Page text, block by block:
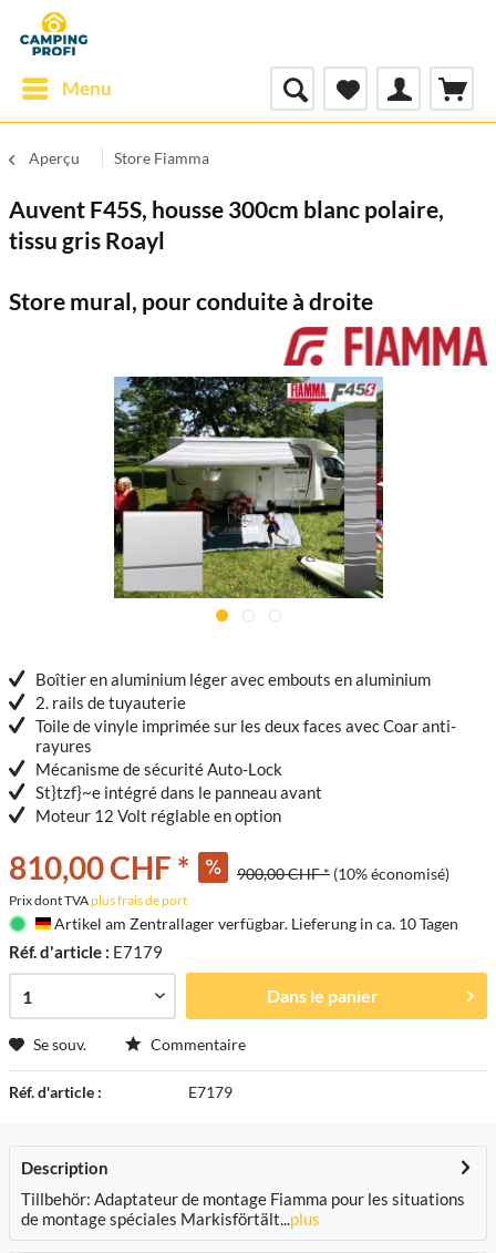
Menu
Aperçu Store Fiamma
Auvent F45S, housse 300cm blanc polaire,
tissu gris Roayl
Store mural, pour conduite à droite
Boîtier en aluminium léger avec embouts en aluminium
2. rails de tuyauterie
Toile de vinyle imprimée sur les deux faces avec Coar anti-
rayures
Mécanisme de sécurité Auto-Lock
St}tzf}~e intégré dans le panneau avant
Moteur 12 Volt réglable en option
810,00 CHF * 900,00 CHF * (10% économisé)
Prix dont TVAplus frais de port
Deutschland
Artikel am Zentrallager verfügbar. Lieferung in ca. 10 Tagen
Réf. d'article : E7179
Dans le panier
Se souv. Commentaire
Réf. d'article : E7179
Description
Tillbehör: Adaptateur de montage Fiamma pour les situations
de montage spéciales Markisförtält...plus